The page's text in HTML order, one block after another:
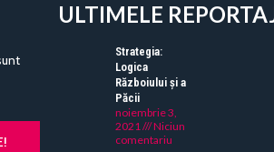
ULTIMELE
Strategia:
Logica
Războiului și a
Păcii
noiembrie 3,
2021
Niciun
comentariu